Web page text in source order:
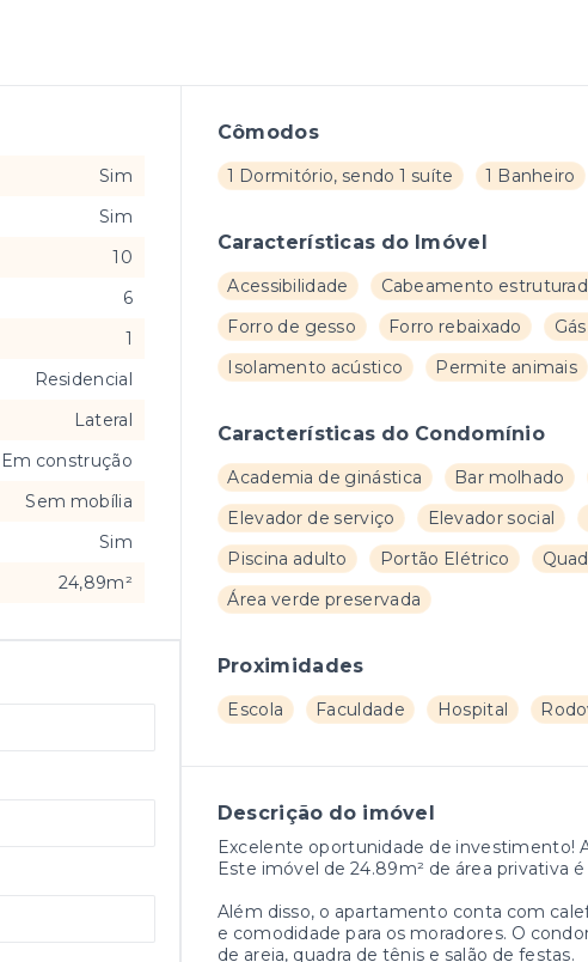
Cômodos
1 Dormitório, sendo 1 suíte 1 Banheiro
Características do Imóvel
Acessibilidade Cabeamento
Forro de gesso
Forro rebaixado
Isolamento acústico
Permite animais
Características do Condomínio
Academia de ginástica Bar molhado
Elevador de serviço
Elevador social
Piscina adulto
Portão Elétrico
Área verde preservada
Proximidades
Escola Faculdade Hospital
Descrição do imóvel
Excelente oportunidade de investimento!
Este imóvel de 24.89m² de área privativa
Além disso, o apartamento conta com
e comodidade para os moradores. O
de areia, quadra de tênis e salão de festas.
Sim
Sim
10
6
1
Residencial
Lateral
Em construção
Sem mobília
Sim
24,89m²